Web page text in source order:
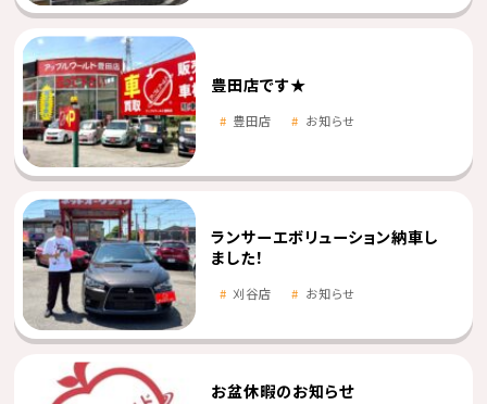
豊田店です★
豊田店 お知らせ
ランサーエボリューション納車し
ました！
刈谷店 お知らせ
お盆休暇のお知らせ